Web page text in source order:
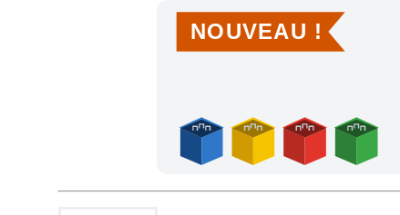
NOUVEAU !
Achetez 4 sachets ou boîtes d'agrafes ou de pointes